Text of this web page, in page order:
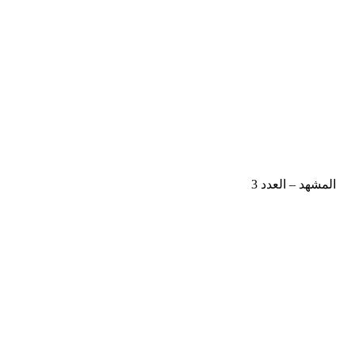
المشهد – العدد 3